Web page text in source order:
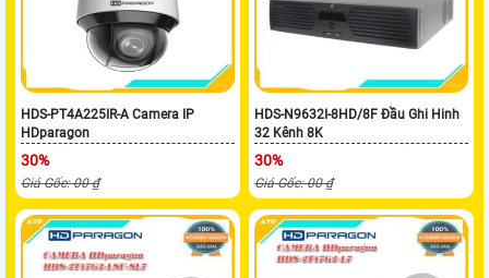
HDS-PT4A225IR-A Camera IP
HDparagon
30%
Giá Gốc: 00 ₫
HDS-N9632I-8HD/8F Đầu Ghi Hinh
32 Kênh 8K
30%
Giá Gốc: 00 ₫